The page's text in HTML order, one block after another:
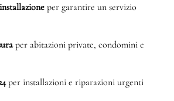
per garantire un servizio
per abitazioni private, condomini e
per installazioni e riparazioni urgenti